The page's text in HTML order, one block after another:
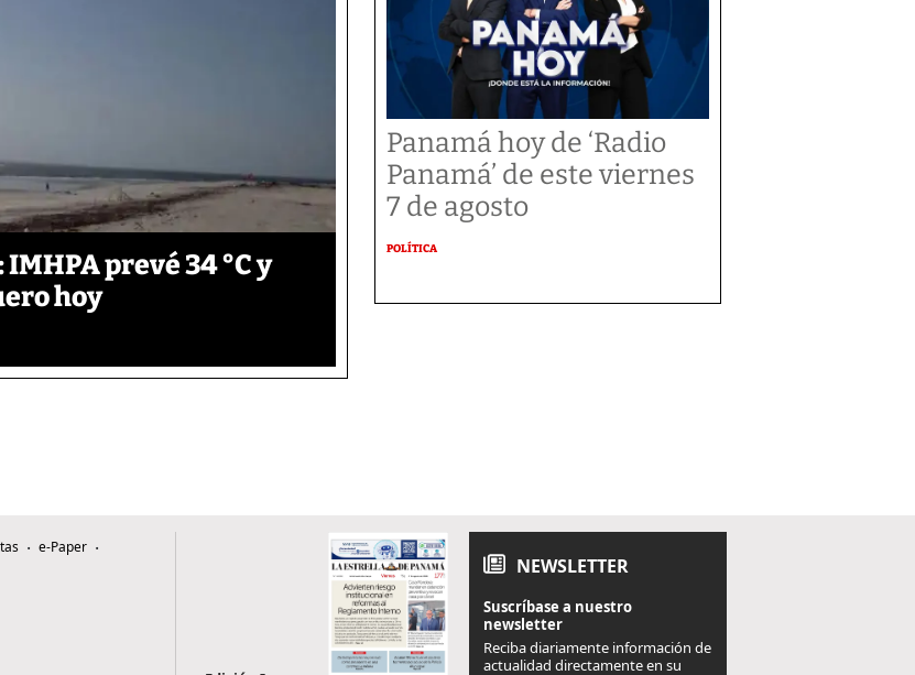
prevé 34 °C y
hoy
Panamá hoy de ‘Radio
Panamá’ de este viernes
7 de agosto
POLÍTICA
e-Paper
NEWSLETTER
Suscríbase a nuestro
newsletter
Reciba diariamente información de
actualidad directamente en su